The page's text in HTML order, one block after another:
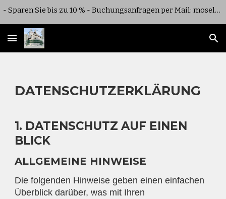
- Sparen Sie bis zu 10 % - Buchungsanfragen per Mail: moseltuermchen.cochem@gmail.com
DATENSCHUTZERKLÄRUNG
1. DATENSCHUTZ AUF EINEN
BLICK
ALLGEMEINE HINWEISE
Die folgenden Hinweise geben einen einfachen
Überblick darüber, was mit Ihren